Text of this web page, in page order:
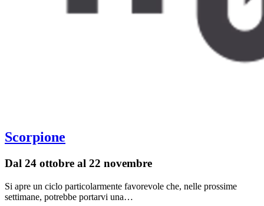
Scorpione
Dal 24 ottobre al 22 novembre
Si apre un ciclo particolarmente favorevole che, nelle prossime
settimane, potrebbe portarvi una…